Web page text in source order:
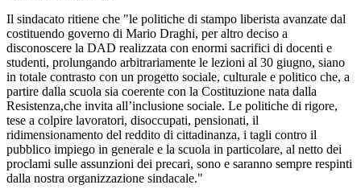
Il sindacato ritiene che "le politiche di stampo liberista avanzate dal
costituendo governo di Mario Draghi, per altro deciso a
disconoscere la DAD realizzata con enormi sacrifici di docenti e
studenti, prolungando arbitrariamente le lezioni al 30 giugno, siano
in totale contrasto con un progetto sociale, culturale e politico che, a
partire dalla scuola sia coerente con la Costituzione nata dalla
Resistenza,che invita all’inclusione sociale. Le politiche di rigore,
tese a colpire lavoratori, disoccupati, pensionati, il
ridimensionamento del reddito di cittadinanza, i tagli contro il
pubblico impiego in generale e la scuola in particolare, al netto dei
proclami sulle assunzioni dei precari, sono e saranno sempre respinti
dalla nostra organizzazione sindacale."